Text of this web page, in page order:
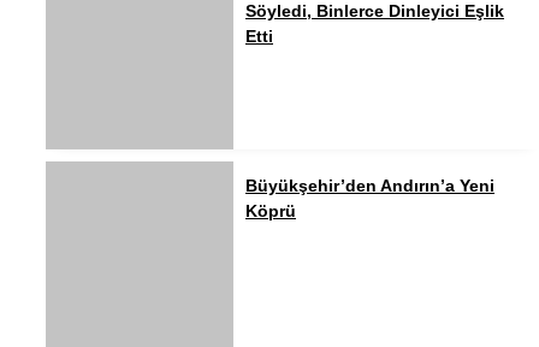
Söyledi, Binlerce Dinleyici Eşlik
Etti
Büyükşehir’den Andırın’a Yeni
Köprü